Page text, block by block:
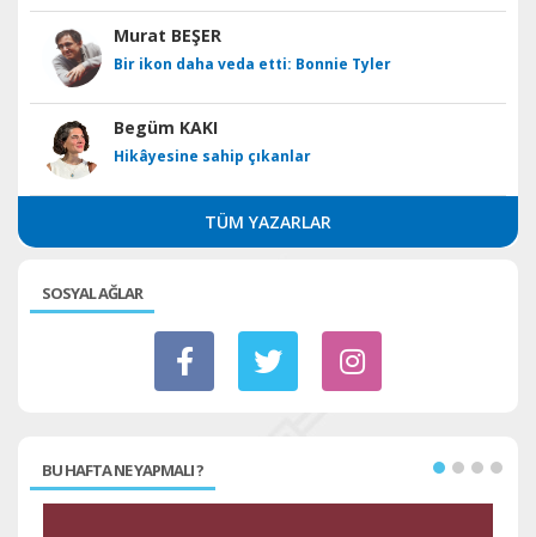
Murat BEŞER
Bir ikon daha veda etti: Bonnie Tyler
Begüm KAKI
Hikâyesine sahip çıkanlar
TÜM YAZARLAR
SOSYAL AĞLAR
BU HAFTA NE YAPMALI ?